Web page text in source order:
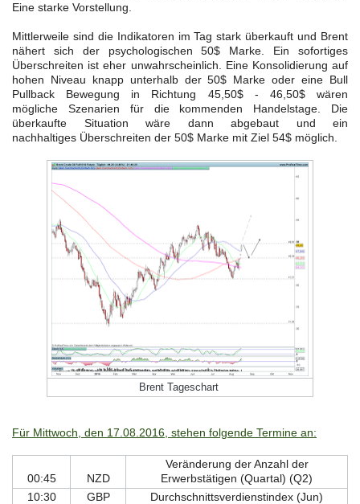
Eine starke Vorstellung.
Mittlerweile sind die Indikatoren im Tag stark überkauft und Brent
nähert sich der psychologischen 50$ Marke. Ein sofortiges
Überschreiten ist eher unwahrscheinlich. Eine Konsolidierung auf
hohen Niveau knapp unterhalb der 50$ Marke oder eine Bull
Pullback Bewegung in Richtung 45,50$ - 46,50$ wären
mögliche Szenarien für die kommenden Handelstage. Die
überkaufte Situation wäre dann abgebaut und ein
nachhaltiges Überschreiten der 50$ Marke mit Ziel 54$ möglich.
Brent Tageschart
Für Mittwoch, den 17.08.2016, stehen folgende Termine an:
00:45 NZD
Veränderung der Anzahl der
Erwerbstätigen (Quartal) (Q2)
10:30
GBP
Durchschnittsverdienstindex (Jun)